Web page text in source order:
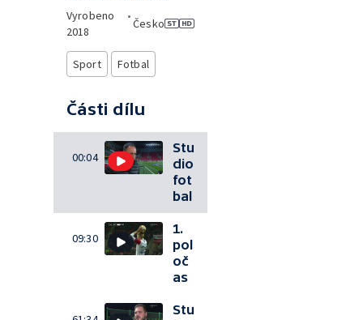
Vyrobeno
2018
•
Česko
Sport Fotbal
Části dílu
00:04
Stu
dio
fot
bal
09:30
1.
pol
oč
as
Stu